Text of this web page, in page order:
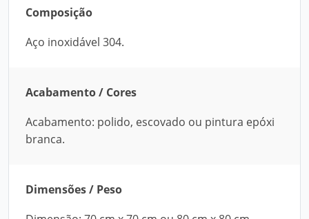
Composição
Aço inoxidável 304.
Acabamento / Cores
Acabamento: polido, escovado ou pintura epóxi
branca.
Dimensões / Peso